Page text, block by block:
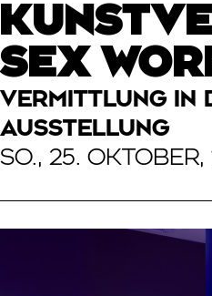
SEX
VERMITTLUNG IN
AUSSTELLUNG
SO., 25. OKTOBER,